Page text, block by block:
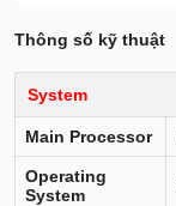
Thông số kỹ thuật
System
Main Processor
Operating
System